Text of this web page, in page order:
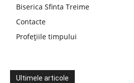
Biserica Sfinta Treime
Contacte
Profețiile timpului
Ultimele articole